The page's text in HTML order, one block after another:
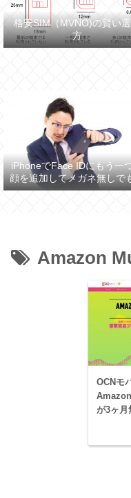
格安SIM（MVNO)の賢い
方
iPhoneでFace IDにもう一
顔を追加してメガネ無しで
証させる
Amazon
OCNモ
が3ヶ月